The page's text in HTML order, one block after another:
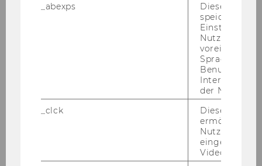
Hajnalka Szűcs
_abexps
Dieses Cookie
speichert
Nutzer*in, zB.
Sprache,
der Nutzer*in
_clck
Dieses Cookie
ermöglicht
Nutzung des
Video Players